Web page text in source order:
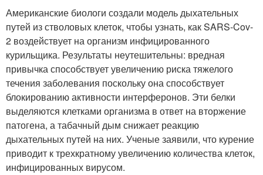
Американские биологи создали модель дыхательных
путей из стволовых клеток, чтобы узнать, как SARS-Cov-
2 воздействует на организм инфицированного
курильщика. Результаты неутешительны: вредная
привычка способствует увеличению риска тяжелого
течения заболевания поскольку она способствует
блокированию активности интерферонов. Эти белки
выделяются клетками организма в ответ на вторжение
патогена, а табачный дым снижает реакцию
дыхательных путей на них. Ученые заявили, что курение
приводит к трехкратному увеличению количества клеток,
инфицированных вирусом.